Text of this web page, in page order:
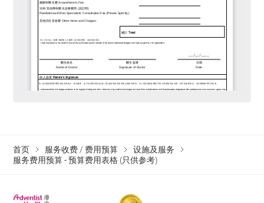
首页 服务收费 / 费用预算
设施及服务
服务费用预算 - 预算费用表格 (只供参考)